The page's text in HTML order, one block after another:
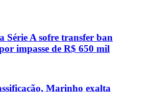
Série A sofre transfer ban
impasse de R$ 650 mil
Marinho exalta